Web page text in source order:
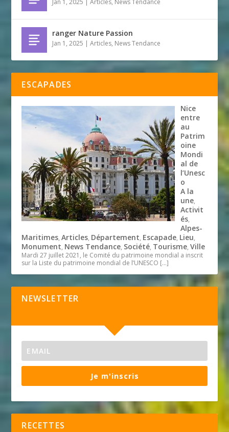
Jan 1, 2025 |Articles, News Tendance
ranger Nature Passion
Jan 1, 2025 |Articles, News Tendance
ESCAPADES
Nice
entre
au
Patrim
oine
Mondi
al de
l’Unesc
o
A la
une,
Activit
és,
Alpes-
Maritimes,Articles, Département, Escapade, Lieu,
Monument, News Tendance, Société, Tourisme,Ville
Mardi 27 juillet 2021, le Comité du patrimoine mondial a inscrit
sur la Liste du patrimoine mondial de l’UNESCO […]
NEWSLETTER
Je m'inscris
RECETTES